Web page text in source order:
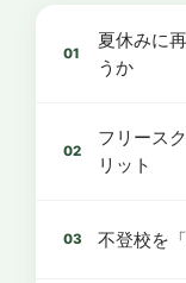
01
夏休みに
うか
02
フリース
リット
03 不登校を